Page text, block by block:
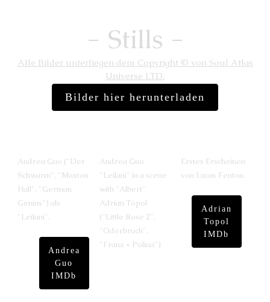
- Stills -
Alle Bilder unterliegen dem Copyright © von Soul Atlas
Universe LTD.
Bilder hier herunterladen
Andrea Guo ("Der
Schwarm", "Maxton
Hall", "German
Genius") als
"Leilani".
Andrea
Guo
IMDb
Andrea Guo
"Leilani" in a scene
with "Albert"
Adrian Topol
("Little Rose 2",
"Oderbruch",
"Franz + Polina")
Erstes Erscheinen
von Lucas Fenton.
Adrian
Topol
IMDb